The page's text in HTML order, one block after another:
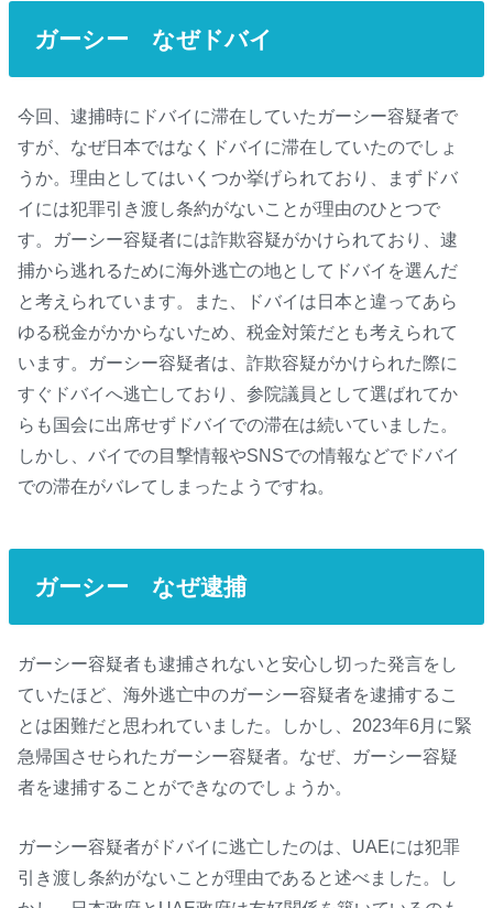
ガーシー なぜドバイ
今回、逮捕時にドバイに滞在していたガーシー容疑者で
すが、なぜ日本ではなくドバイに滞在していたのでしょ
うか。理由としてはいくつか挙げられており、まずドバ
イには犯罪引き渡し条約がないことが理由のひとつで
す。ガーシー容疑者には詐欺容疑がかけられており、逮
捕から逃れるために海外逃亡の地としてドバイを選んだ
と考えられています。また、ドバイは日本と違ってあら
ゆる税金がかからないため、税金対策だとも考えられて
います。ガーシー容疑者は、詐欺容疑がかけられた際に
すぐドバイへ逃亡しており、参院議員として選ばれてか
らも国会に出席せずドバイでの滞在は続いていました。
しかし、バイでの目撃情報やSNSでの情報などでドバイ
での滞在がバレてしまったようですね。
ガーシー なぜ逮捕
ガーシー容疑者も逮捕されないと安心し切った発言をし
ていたほど、海外逃亡中のガーシー容疑者を逮捕するこ
とは困難だと思われていました。しかし、2023年6月に緊
急帰国させられたガーシー容疑者。なぜ、ガーシー容疑
者を逮捕することができなのでしょうか。
ガーシー容疑者がドバイに逃亡したのは、UAEには犯罪
引き渡し条約がないことが理由であると述べました。し